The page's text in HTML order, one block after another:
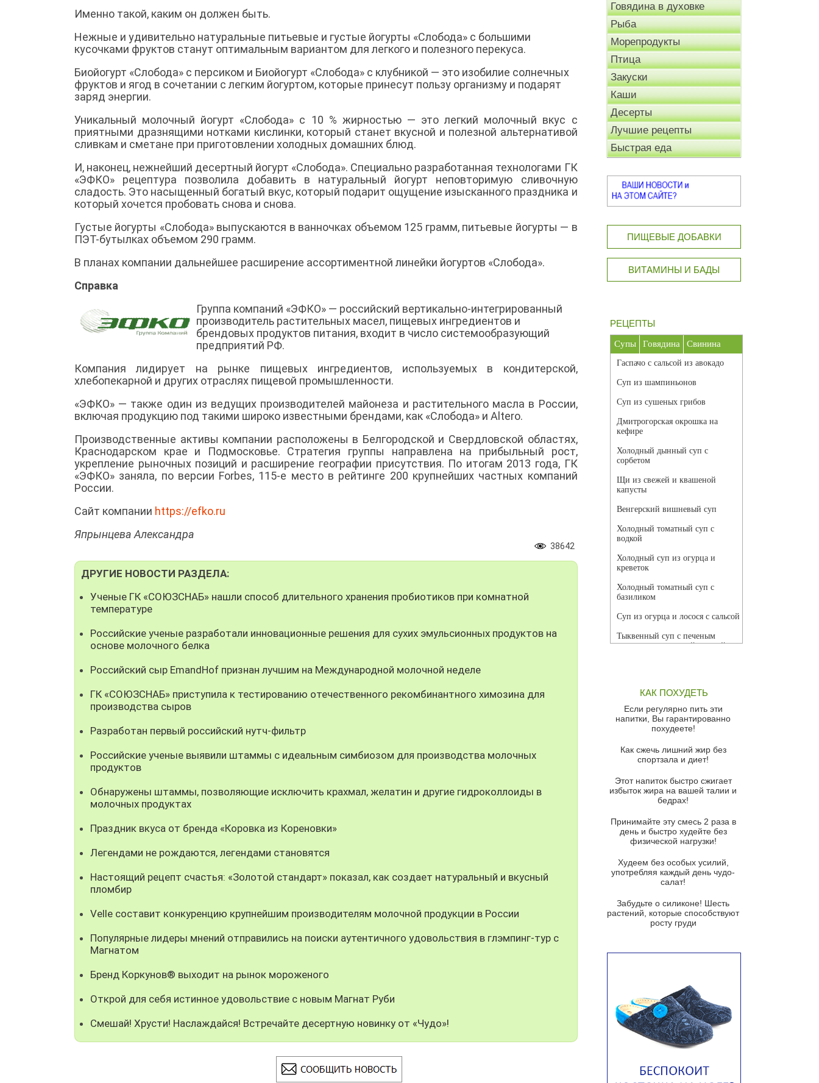
Именно такой, каким он должен быть.
Нежные и удивительно натуральные питьевые и густые йогурты «Слобода» с большими
кусочками фруктов станут оптимальным вариантом для легкого и полезного перекуса.
Биойогурт «Слобода» с персиком и Биойогурт «Слобода» с клубникой — это изобилие солнечных
фруктов и ягод в сочетании с легким йогуртом, которые принесут пользу организму и подарят
заряд энергии.
Уникальный молочный йогурт «Слобода» с 10 % жирностью — это легкий молочный вкус с
приятными дразнящими нотками кислинки, который станет вкусной и полезной альтернативой
сливкам и сметане при приготовлении холодных домашних блюд.
И, наконец, нежнейший десертный йогурт «Слобода». Специально разработанная технологами ГК
«ЭФКО» рецептура позволила добавить в натуральный йогурт неповторимую сливочную
сладость. Это насыщенный богатый вкус, который подарит ощущение изысканного праздника и
который хочется пробовать снова и снова.
Густые йогурты «Слобода» выпускаются в ванночках объемом 125 грамм, питьевые йогурты — в
ПЭТ-бутылках объемом 290 грамм.
В планах компании дальнейшее расширение ассортиментной линейки йогуртов «Слобода».
Справка
Группа компаний «ЭФКО» — российский вертикально-интегрированный
производитель растительных масел, пищевых ингредиентов и
брендовых продуктов питания, входит в число системообразующий
предприятий РФ.
Компания лидирует на рынке пищевых ингредиентов, используемых в кондитерской,
хлебопекарной и других отраслях пищевой промышленности.
«ЭФКО» — также один из ведущих производителей майонеза и растительного масла в России,
включая продукцию под такими широко известными брендами, как «Слобода» и Altero.
Производственные активы компании расположены в Белгородской и Свердловской областях,
Краснодарском крае и Подмосковье. Стратегия группы направлена на прибыльный рост,
укрепление рыночных позиций и расширение географии присутствия. По итогам 2013 года, ГК
«ЭФКО» заняла, по версии Forbes, 115-е место в рейтинге 200 крупнейших частных компаний
России.
Сайт компании https://efko.ru
Япрынцева Александра
38642
ДРУГИЕ НОВОСТИ РАЗДЕЛА:
Ученые ГК «СОЮЗСНАБ» нашли способ длительного хранения пробиотиков при комнатной
температуре
Российские ученые разработали инновационные решения для сухих эмульсионных продуктов на
основе молочного белка
Российский сыр EmandHof признан лучшим на Международной молочной неделе
ГК «СОЮЗСНАБ» приступила к тестированию отечественного рекомбинантного химозина для
производства сыров
Разработан первый российский нутч-фильтр
Российские ученые выявили штаммы с идеальным симбиозом для производства молочных
продуктов
Обнаружены штаммы, позволяющие исключить крахмал, желатин и другие гидроколлоиды в
молочных продуктах
Праздник вкуса от бренда «Коровка из Кореновки»
Легендами не рождаются, легендами становятся
Настоящий рецепт счастья: «Золотой стандарт» показал, как создает натуральный и вкусный
пломбир
Velle составит конкуренцию крупнейшим производителям молочной продукции в России
Популярные лидеры мнений отправились на поиски аутентичного удовольствия в глэмпинг-тур с
Магнатом
Бренд Коркунов® выходит на рынок мороженого
Открой для себя истинное удовольствие с новым Магнат Руби
Смешай! Хрусти! Наслаждайся! Встречайте десертную новинку от «Чудо»!
Говядина в духовке
Рыба
Морепродукты
Птица
Закуски
Каши
Десерты
Лучшие рецепты
Быстрая еда
ПИЩЕВЫЕ ДОБАВКИ
ВИТАМИНЫ И БАДЫ
РЕЦЕПТЫ
Супы Говядина Свинина
Гаспачо с сальсой из авокадо
Суп из шампиньонов
Суп из сушеных грибов
Дмитрогорская окрошка на
кефире
Холодный дынный суп с
сорбетом
Щи из свежей и квашеной
капусты
Венгерский вишневый суп
Холодный томатный суп с
водкой
Холодный суп из огурца и
креветок
Холодный томатный суп с
базиликом
Суп из огурца и лосося с сальсой
Тыквенный суп с печеным
чесноком и томатной сальсой
красного перца
Парижский луковый суп
Суп из спаржи и горошка с
Суп-крем из цветной капусты
Французский луковый суп
Суп из баклажанов с моцареллой
Грибной крем-суп с кростини с
козьим сыром
Суп мисо с зеленым луком и
тофу
из рукколы
Португальский чесночный суп с
Ирландский картофельный суп
Суп из пастернака
Пряный морковный суп во время
зимних холодов
Американский суп из красной
КАК ПОХУДЕТЬ
Если регулярно пить эти
напитки, Вы гарантированно
похудеете!
Как сжечь лишний жир без
спортзала и диет!
Этот напиток быстро сжигает
избыток жира на вашей талии и
бедрах!
Принимайте эту смесь 2 раза в
день и быстро худейте без
физической нагрузки!
Худеем без особых усилий,
употребляя каждый день чудо-
салат!
Забудьте о силиконе! Шесть
растений, которые способствуют
росту груди